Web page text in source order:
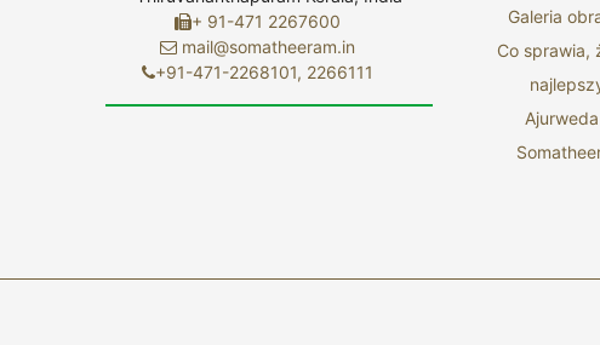
+ 91-471 2267600
mail@somatheeram.in
+91-471-2268101, 2266111
Galeria
Co sprawia,